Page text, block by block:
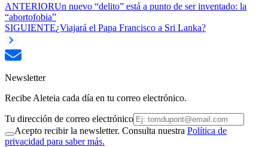
ANTERIORUn nuevo “delito” está a punto de ser inventado: la
“abortofobia”
SIGUIENTE¿Viajará el Papa Francisco a Sri Lanka?
Newsletter
Recibe Aleteia cada día en tu correo electrónico.
Tu dirección de correo electrónico
Acepto recibir la newsletter. Consulta nuestra Política de
privacidad para saber más.